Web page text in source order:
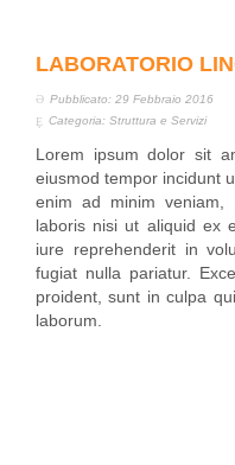
LABORATORIO
Pubblicato: 29 Febbraio 2016
Categoria: Struttura e Servizi
Lorem ipsum dolor sit
eiusmod tempor incidunt
enim ad minim veniam,
laboris nisi ut aliquid ex
iure reprehenderit in
fugiat nulla pariatur.
proident, sunt in culpa
laborum.